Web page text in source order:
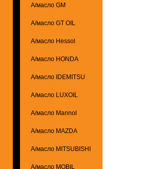
А/масло GM
А/масло GT OIL
А/масло Hessol
А/масло HONDA
А/масло IDEMITSU
А/масло LUXOIL
А/масло Mannol
А/масло MAZDA
А/масло MITSUBISHI
А/масло MOBIL